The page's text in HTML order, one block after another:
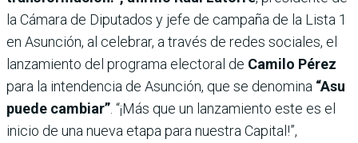
la Cámara de Diputados y jefe de campaña de la Lista 1
en Asunción, al celebrar, a través de redes sociales, el
lanzamiento del programa electoral de Camilo Pérez
para la intendencia de Asunción, que se denomina “Asu
puede cambiar” . “¡Más que un lanzamiento este es el
inicio de una nueva etapa para nuestra Capital!”,